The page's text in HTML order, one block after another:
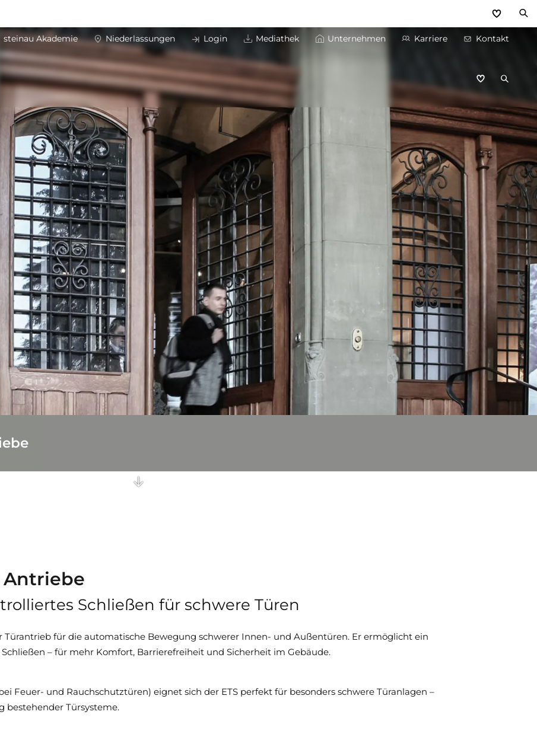
steinau Akademie Niederlassungen Login Mediathek Unternehmen Karriere Kontakt
Antriebe
Antriebe
Schließen für schwere Türen
Türantrieb für die automatische Bewegung schwerer Innen- und Außentüren. Er ermöglicht ein
– für mehr Komfort, Barrierefreiheit und Sicherheit im Gebäude.
Feuer- und Rauchschutztüren) eignet sich der ETS perfekt für besonders schwere Türanlagen –
bestehender Türsysteme.